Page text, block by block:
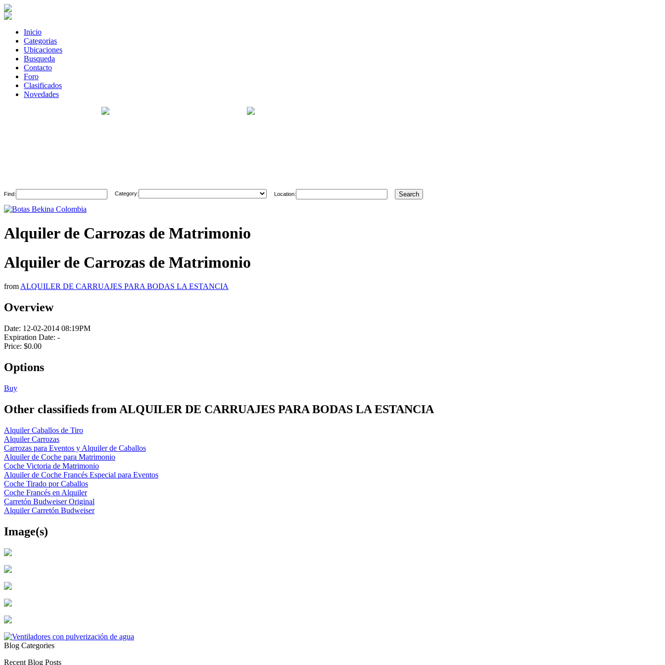
Inicio
Categorias
Ubicaciones
Busqueda
Contacto
Foro
Clasificados
Novedades
Find: Category: Location:
Alquiler de Carrozas de Matrimonio
Alquiler de Carrozas de Matrimonio
from ALQUILER DE CARRUAJES PARA BODAS LA ESTANCIA
Overview
Date: 12-02-2014 08:19PM
Expiration Date: -
Price: $0.00
Options
Buy
Other classifieds from ALQUILER DE CARRUAJES PARA BODAS LA ESTANCIA
Alquiler Caballos de Tiro
Alquiler Carrozas
Carrozas para Eventos y Alquiler de Caballos
Alquiler de Coche para Matrimonio
Coche Victoria de Matrimonio
Alquiler de Coche Francés Especial para Eventos
Coche Tirado por Caballos
Coche Francés en Alquiler
Carretón Budweiser Original
Alquiler Carretón Budweiser
Image(s)
Blog Categories
Recent Blog Posts